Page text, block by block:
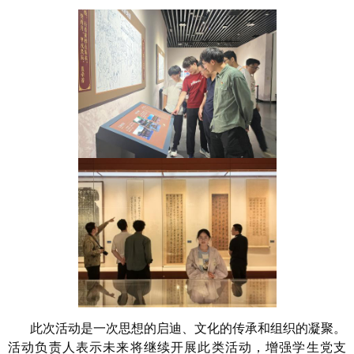
此次活动是一次思想的启迪、文化的传承和组织的凝聚。
活动负责人表示未来将继续开展此类活动，增强学生党支